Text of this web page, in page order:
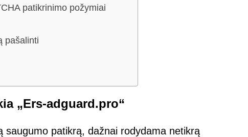
patikrinimo požymiai
pašalinti
„Ers-adguard.pro“
saugumo patikrą, dažnai rodydama netikrą